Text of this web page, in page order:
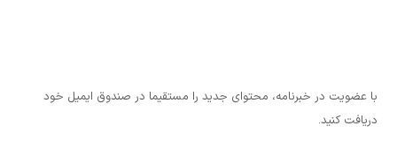
با عضویت در خبرنامه، محتوای جدید را مستقیما در صندوق ایمیل خود
دریافت کنید.